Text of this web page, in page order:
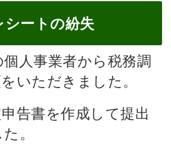
ートの紛失
人事業者から税務調
いただきました。
告書を作成して提出
。